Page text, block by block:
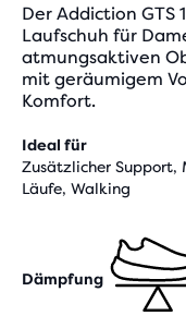
Der Addiction GTS
Laufschuh für
atmungsaktiven
mit geräumigem
Komfort.
Ideal für
Zusätzlicher Support,
Läufe, Walking
Dämpfung